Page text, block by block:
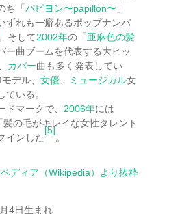
ち「 パピヨン〜papillon〜 」
ずれも一癖あるポップナンバ
。そして2002年の「 亜麻色の髪
ー曲ブームを代表する大ヒッ
カバー曲も多く発表してい
デル、 女優、 ミュージカル女
いる。
ドマークで、 2006年には
の毛がキレイな女性タレント
インした
[5]
。
ディア（Wikipedia）より抜粋
4日生まれ